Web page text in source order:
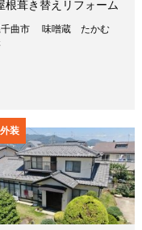
根葺き替えリフォーム
千曲市 味噌蔵 たかむ
装